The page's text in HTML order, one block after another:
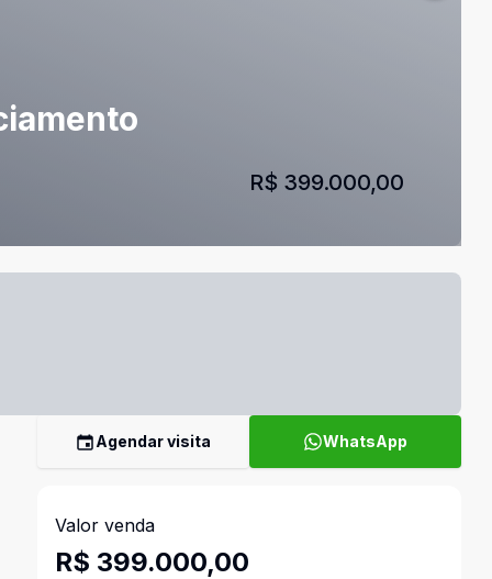
R$ 399.000,00
Agendar visita WhatsApp
Valor venda
R$ 399.000,00